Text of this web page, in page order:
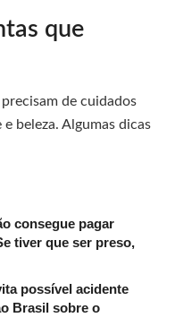
que
de cuidados
beleza. Algumas dicas
consegue pagar
tiver que ser preso,
possível acidente
Brasil sobre o